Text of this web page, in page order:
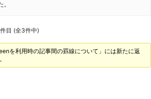
目 (全3件中)
を利用時の記事間の罫線について」には新たに返